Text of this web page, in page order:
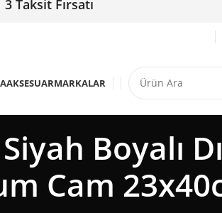
Taksit Fırsatı
AKSESUARMARKALAR
Boyalı
Cam